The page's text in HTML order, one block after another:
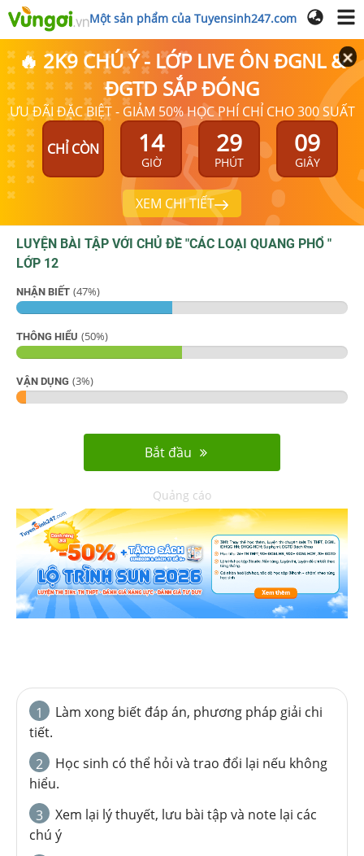
Một sản phẩm của Tuyensinh247.com
🔥 2K9 CHÚ Ý - LỚP LIVE ÔN ĐGNL &
ĐGTD SẮP ĐÓNG
ƯU ĐÃI ĐẶC BIỆT - GIẢM 50% HỌC PHÍ CHỈ CHO 300 SUẤT
CHỈ CÒN 14
GIỜ
29
PHÚT
09
GIÂY
XEM CHI TIẾT
LUYỆN BÀI TẬP VỚI CHỦ ĐỀ "CÁC LOẠI QUANG PHỔ "
LỚP 12
NHẬN BIẾT (47%)
THÔNG HIỂU (50%)
VẬN DỤNG (3%)
Bắt đầu
Quảng cáo
1
Làm xong biết đáp án, phương pháp giải chi
tiết.
2
Học sinh có thể hỏi và trao đổi lại nếu không
hiểu.
3
Xem lại lý thuyết, lưu bài tập và note lại các
chú ý